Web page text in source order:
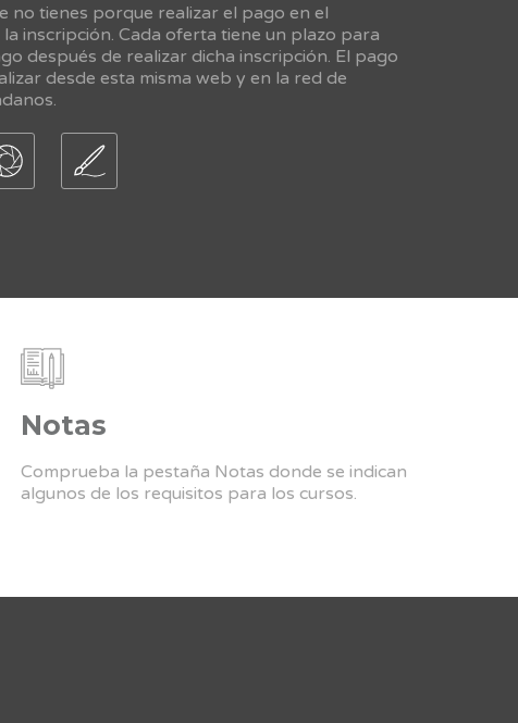
no tienes porque realizar el pago en el
inscripción. Cada oferta tiene un plazo para
después de realizar dicha inscripción. El pago
desde esta misma web y en la red de
Notas
Comprueba la pestaña Notas donde se indican
algunos de los requisitos para los cursos.